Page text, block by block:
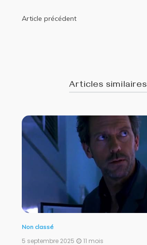
Navigation
Article précédent
Articles similaires
Non classé
5 septembre 2025 11 mois